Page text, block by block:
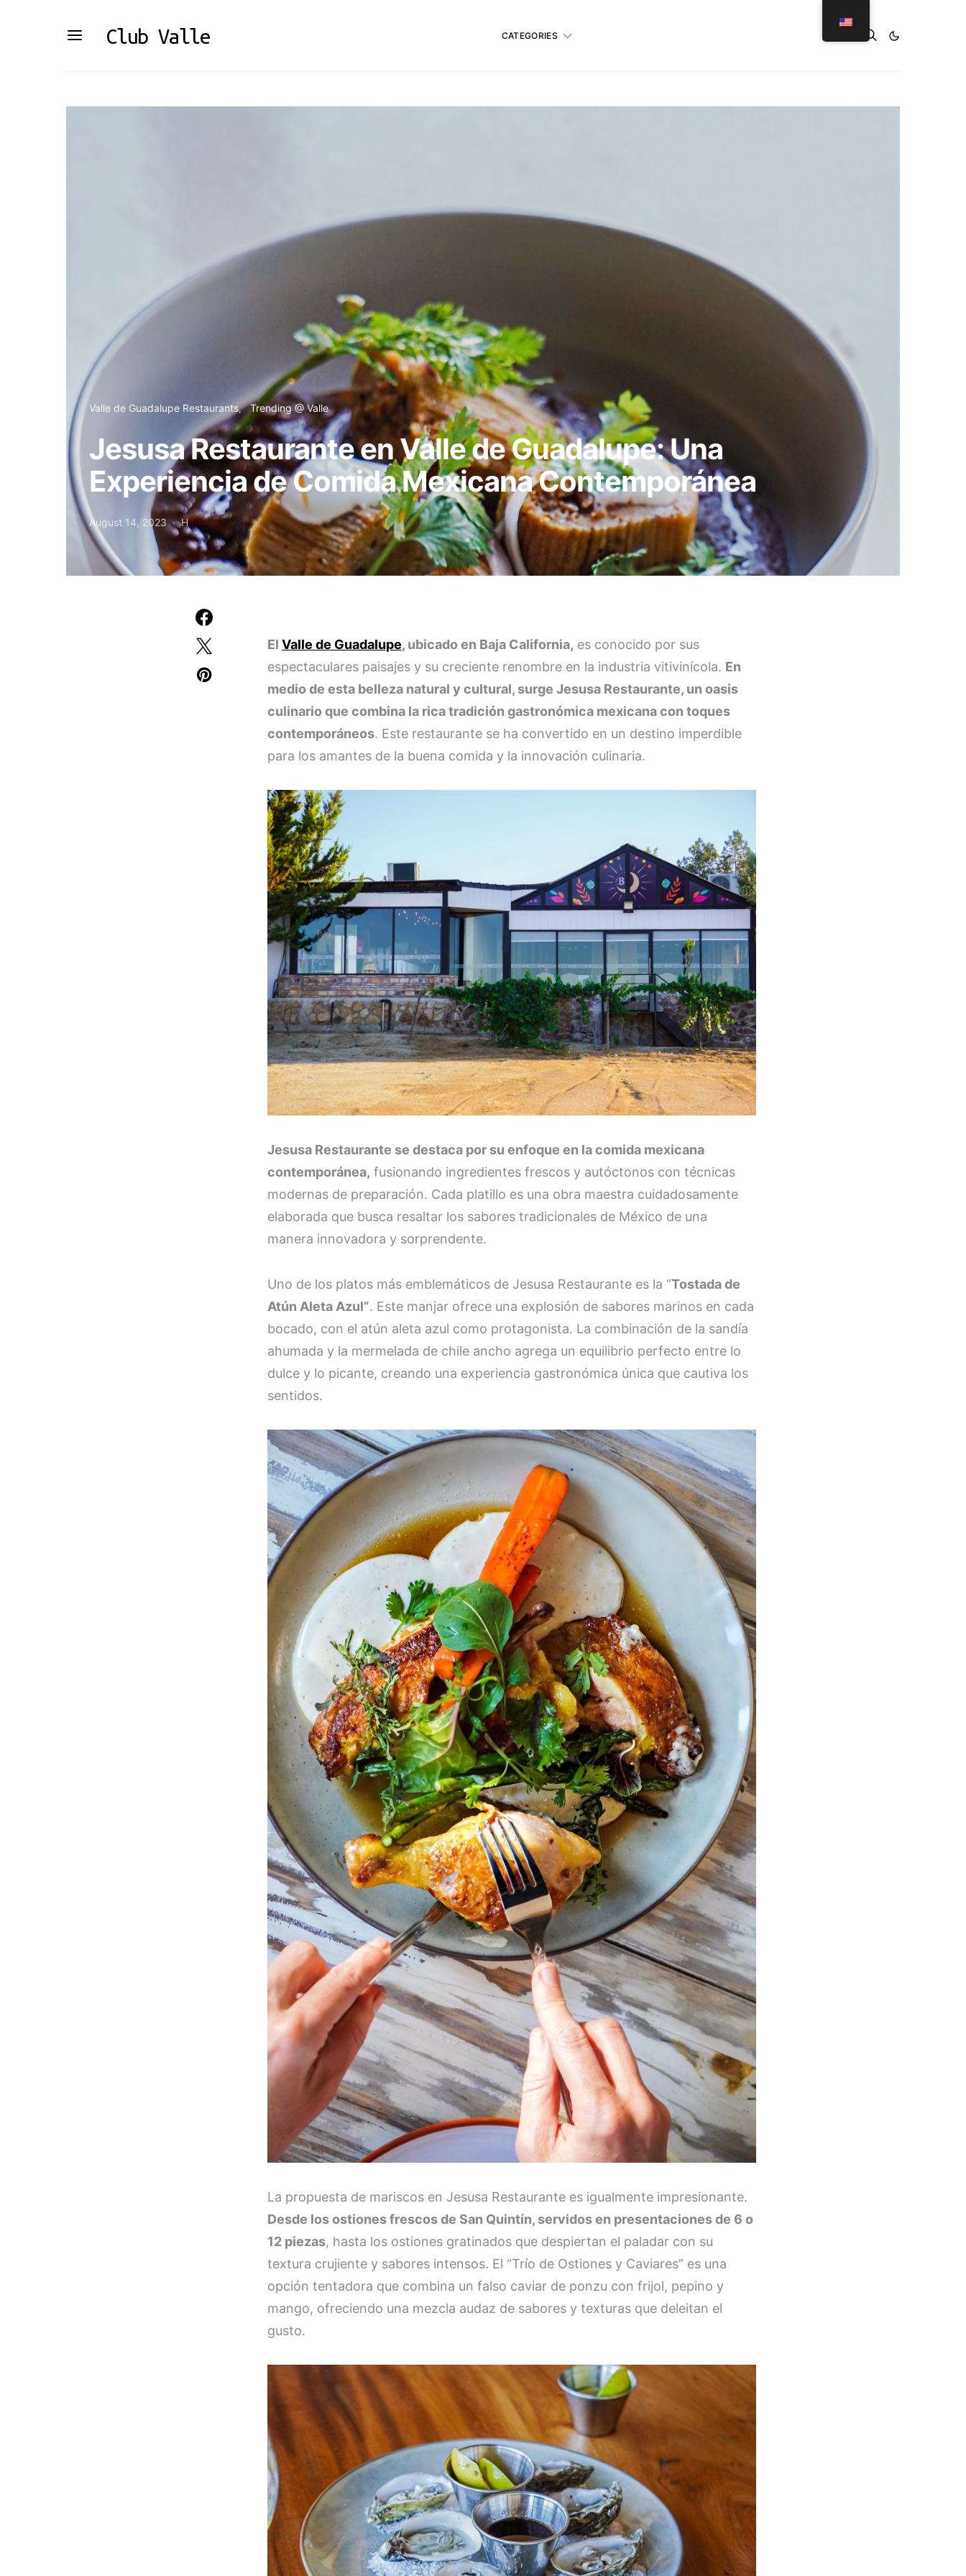
Club Valle CATEGORIES
Valle de Guadalupe Restaurants Trending @ Valle
Jesusa Restaurante en Valle de Guadalupe: Una
Experiencia de Comida Mexicana Contemporánea
August 14, 2023 H
El Valle de Guadalupe, ubicado en Baja California, es conocido por sus
espectaculares paisajes y su creciente renombre en la industria vitivinícola. En
medio de esta belleza natural y cultural, surge Jesusa Restaurante, un oasis
culinario que combina la rica tradición gastronómica mexicana con toques
contemporáneos. Este restaurante se ha convertido en un destino imperdible
para los amantes de la buena comida y la innovación culinaria.
Jesusa Restaurante se destaca por su enfoque en la comida mexicana
contemporánea, fusionando ingredientes frescos y autóctonos con técnicas
modernas de preparación. Cada platillo es una obra maestra cuidadosamente
elaborada que busca resaltar los sabores tradicionales de México de una
manera innovadora y sorprendente.
Uno de los platos más emblemáticos de Jesusa Restaurante es la “Tostada de
Atún Aleta Azul”. Este manjar ofrece una explosión de sabores marinos en cada
bocado, con el atún aleta azul como protagonista. La combinación de la sandía
ahumada y la mermelada de chile ancho agrega un equilibrio perfecto entre lo
dulce y lo picante, creando una experiencia gastronómica única que cautiva los
sentidos.
La propuesta de mariscos en Jesusa Restaurante es igualmente impresionante.
Desde los ostiones frescos de San Quintín, servidos en presentaciones de 6 o
12 piezas, hasta los ostiones gratinados que despiertan el paladar con su
textura crujiente y sabores intensos. El “Trío de Ostiones y Caviares” es una
opción tentadora que combina un falso caviar de ponzu con frijol, pepino y
mango, ofreciendo una mezcla audaz de sabores y texturas que deleitan el
gusto.